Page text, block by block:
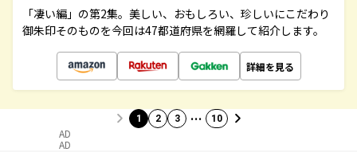
「凄い編」の第2集。美しい、おもしろい、珍しいにこだわり
御朱印そのものを今回は47都道府県を網羅して紹介します。
詳細を見る
1 2 3 … 10
AD
AD